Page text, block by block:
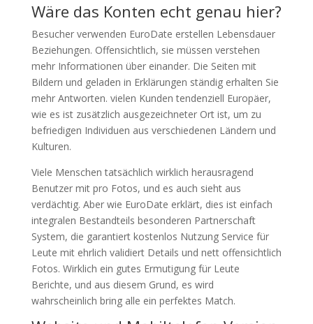
Wäre das Konten echt genau hier?
Besucher verwenden EuroDate erstellen Lebensdauer
Beziehungen. Offensichtlich, sie müssen verstehen
mehr Informationen über einander. Die Seiten mit
Bildern und geladen in Erklärungen ständig erhalten Sie
mehr Antworten. vielen Kunden tendenziell Europäer,
wie es ist zusätzlich ausgezeichneter Ort ist, um zu
befriedigen Individuen aus verschiedenen Ländern und
Kulturen.
Viele Menschen tatsächlich wirklich herausragend
Benutzer mit pro Fotos, und es auch sieht aus
verdächtig. Aber wie EuroDate erklärt, dies ist einfach
integralen Bestandteils besonderen Partnerschaft
System, die garantiert kostenlos Nutzung Service für
Leute mit ehrlich validiert Details und nett offensichtlich
Fotos. Wirklich ein gutes Ermutigung für Leute
Berichte, und aus diesem Grund, es wird
wahrscheinlich bring alle ein perfektes Match.